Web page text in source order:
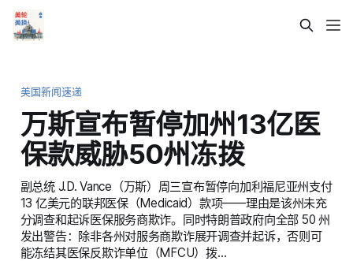
美国新闻速递
万斯宣布暂停加州13亿医
保款威胁50州冻拨
副总统 J.D. Vance（万斯）周三宣布暂停向加利福尼亚州支付
13 亿美元的联邦医保（Medicaid）款项——理由是该州未充
分调查和起诉医保服务商欺诈。同时特朗普政府向全部 50 州
发出警告：除非各州对服务商欺诈展开调查并起诉，否则可
能冻结其医保反欺诈单位（MFCU）拨…